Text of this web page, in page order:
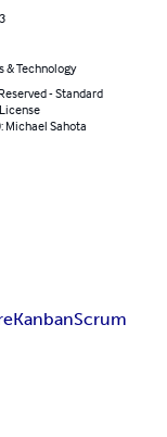
& Technology
- Standard
Michael Sahota
KanbanScrum